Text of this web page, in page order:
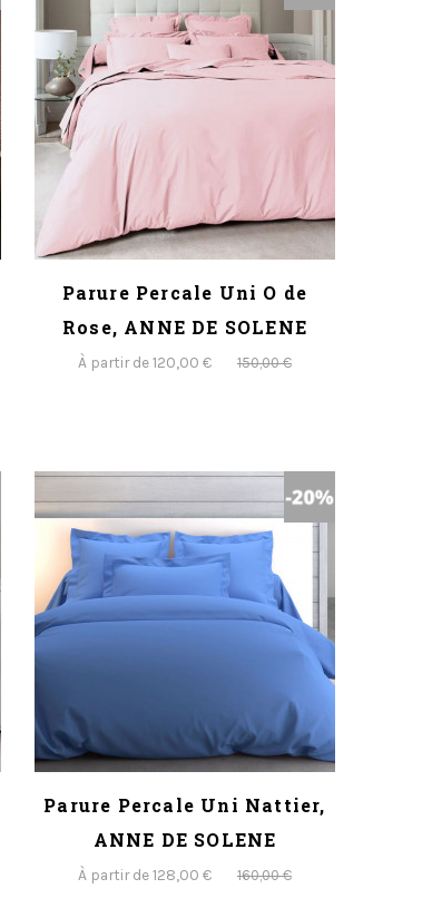
Parure Percale Uni O de
Rose, ANNE DE SOLENE
À partir de 120,00 € 150,00 €
Parure Percale Uni Nattier,
ANNE DE SOLENE
À partir de 128,00 € 160,00 €